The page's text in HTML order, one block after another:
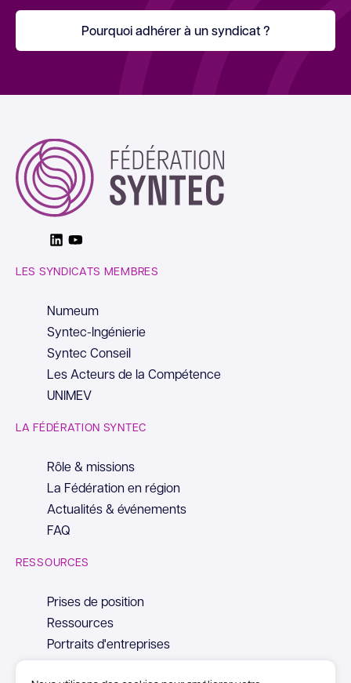
Pourquoi adhérer à un syndicat ?
LinkedinYoutube
LES SYNDICATS MEMBRES
Numeum
Syntec-Ingénierie
Syntec Conseil
Les Acteurs de la Compétence
UNIMEV
LA FÉDÉRATION SYNTEC
Rôle & missions
La Fédération en région
Actualités & événements
FAQ
RESSOURCES
Prises de position
Ressources
Portraits d'entreprises